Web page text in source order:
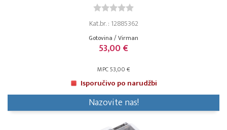
Kat.br. : 12885362
Gotovina / Virman
53,00 €
MPC 53,00 €
Isporučivo po narudžbi
Nazovite nas!